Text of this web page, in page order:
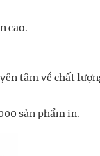
cao.
tâm về chất
sản phẩm in.